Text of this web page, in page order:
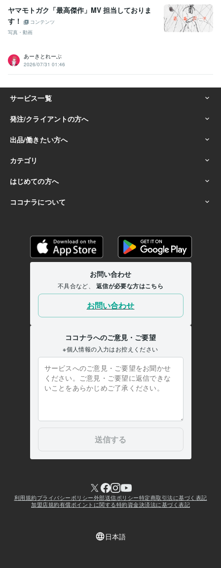
ヤマモトガク「最高傑作」MV 担当しておりま
す！
コンテンツ
写真・動画
あーきとれーぶ
2026/07/31 01:46